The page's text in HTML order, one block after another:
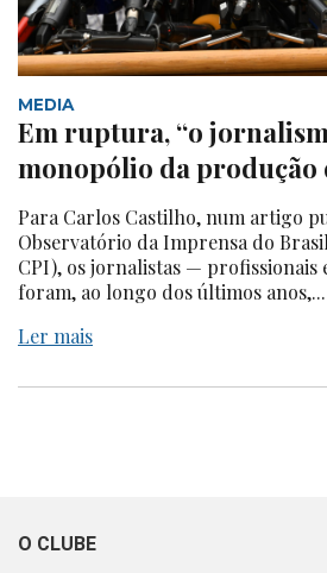
MEDIA
Em ruptura, “o
monopólio da produção
Para Carlos Castilho, num artigo
Observatório da Imprensa do
CPI), os jornalistas — profissionais
foram, ao longo dos últimos anos,...
Ler mais
O CLUBE